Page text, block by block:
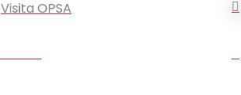
Visita OPSA